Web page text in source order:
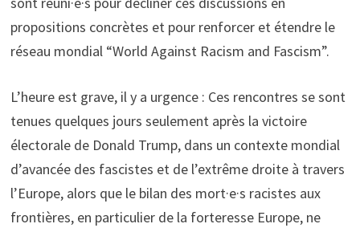
propositions concrètes et pour renforcer et étendre le
réseau mondial “World Against Racism and Fascism”.
L’heure est grave, il y a urgence : Ces rencontres se sont
tenues quelques jours seulement après la victoire
électorale de Donald Trump, dans un contexte mondial
d’avancée des fascistes et de l’extrême droite à travers
l’Europe, alors que le bilan des mort·e·s racistes aux
frontières, en particulier de la forteresse Europe, ne